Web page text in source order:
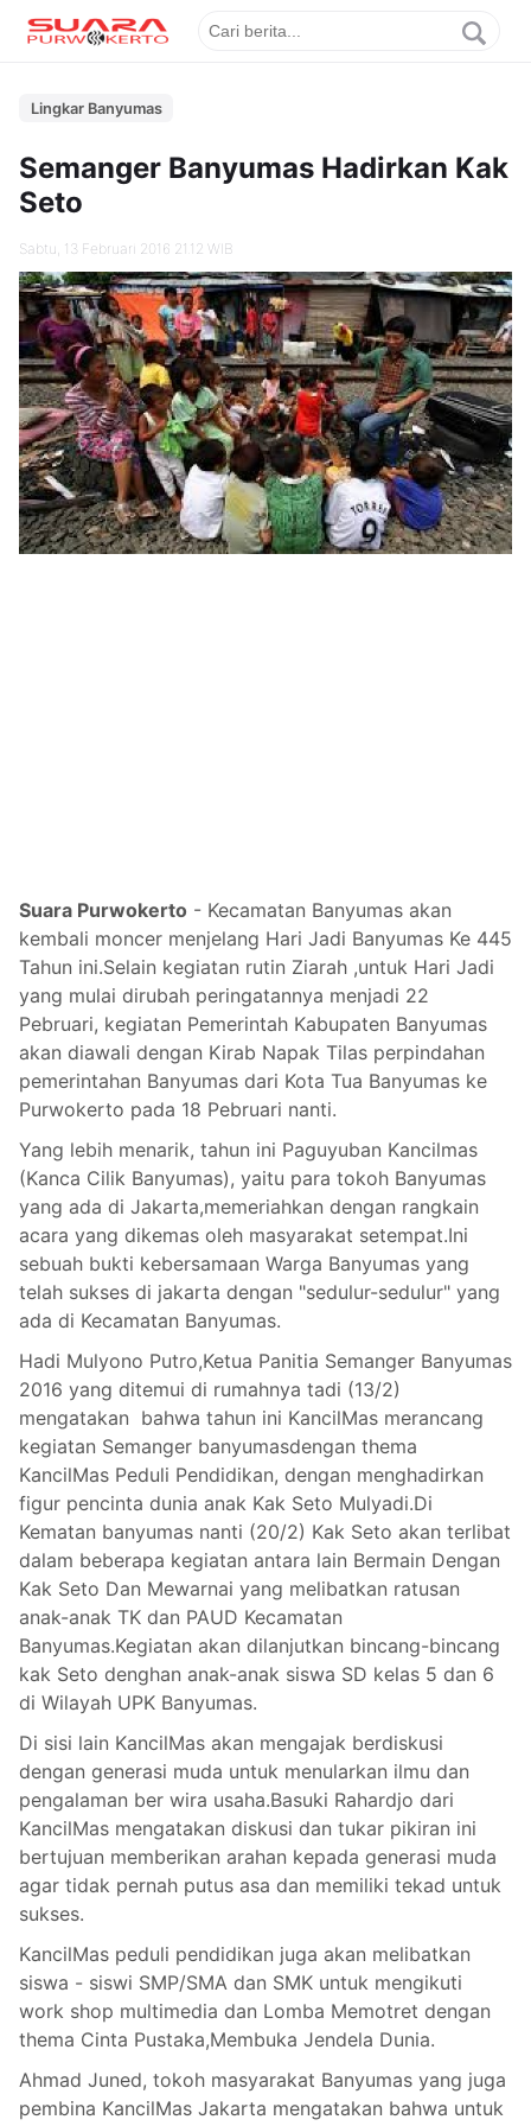
Lingkar Banyumas
Semanger Banyumas Hadirkan Kak
Seto
Sabtu, 13 Februari 2016 21.12 WIB
Suara Purwokerto - Kecamatan Banyumas akan
kembali moncer menjelang Hari Jadi Banyumas Ke 445
Tahun ini.Selain kegiatan rutin Ziarah ,untuk Hari Jadi
yang mulai dirubah peringatannya menjadi 22
Pebruari, kegiatan Pemerintah Kabupaten Banyumas
akan diawali dengan Kirab Napak Tilas perpindahan
pemerintahan Banyumas dari Kota Tua Banyumas ke
Purwokerto pada 18 Pebruari nanti.
Yang lebih menarik, tahun ini Paguyuban Kancilmas
(Kanca Cilik Banyumas), yaitu para tokoh Banyumas
yang ada di Jakarta,memeriahkan dengan rangkain
acara yang dikemas oleh masyarakat setempat.Ini
sebuah bukti kebersamaan Warga Banyumas yang
telah sukses di jakarta dengan "sedulur-sedulur" yang
ada di Kecamatan Banyumas.
Hadi Mulyono Putro,Ketua Panitia Semanger Banyumas
2016 yang ditemui di rumahnya tadi (13/2)
mengatakan bahwa tahun ini KancilMas merancang
kegiatan Semanger banyumasdengan thema
KancilMas Peduli Pendidikan, dengan menghadirkan
figur pencinta dunia anak Kak Seto Mulyadi.Di
Kematan banyumas nanti (20/2) Kak Seto akan terlibat
dalam beberapa kegiatan antara lain Bermain Dengan
Kak Seto Dan Mewarnai yang melibatkan ratusan
anak-anak TK dan PAUD Kecamatan
Banyumas.Kegiatan akan dilanjutkan bincang-bincang
kak Seto denghan anak-anak siswa SD kelas 5 dan 6
di Wilayah UPK Banyumas.
Di sisi lain KancilMas akan mengajak berdiskusi
dengan generasi muda untuk menularkan ilmu dan
pengalaman ber wira usaha.Basuki Rahardjo dari
KancilMas mengatakan diskusi dan tukar pikiran ini
bertujuan memberikan arahan kepada generasi muda
agar tidak pernah putus asa dan memiliki tekad untuk
sukses.
KancilMas peduli pendidikan juga akan melibatkan
siswa - siswi SMP/SMA dan SMK untuk mengikuti
work shop multimedia dan Lomba Memotret dengan
thema Cinta Pustaka,Membuka Jendela Dunia.
Ahmad Juned, tokoh masyarakat Banyumas yang juga
pembina KancilMas Jakarta mengatakan bahwa untuk